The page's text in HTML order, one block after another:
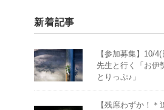
新着記事
【参加募集】10/
先生と行く「お伊
とりっぷ♪」
【残席わずか！